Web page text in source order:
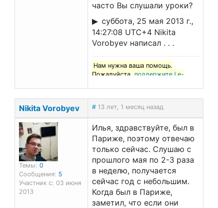
часто Вы слушали уроки?
суббота, 25 мая 2013 г.,
14:27:08 UTC+4 Nikita
Vorobyev написал . . .
Нам нужна ваша помощь.
Пожалуйста,поддержите Le-
Nikita Vorobyev # 13 лет, 1 месяц назад
Темы: 0
Сообщения: 5
Участник с: 03 июня
2013
Илья, здравствуйте, был в
Париже, поэтому отвечаю
только сейчас. Слушаю с
прошлого мая по 2-3 раза
в неделю, получается
сейчас год с небольшим.
Когда был в Париже,
заметил, что если они